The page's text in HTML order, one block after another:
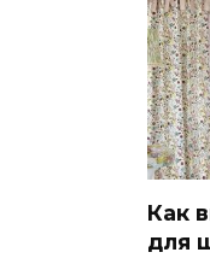
Как
для